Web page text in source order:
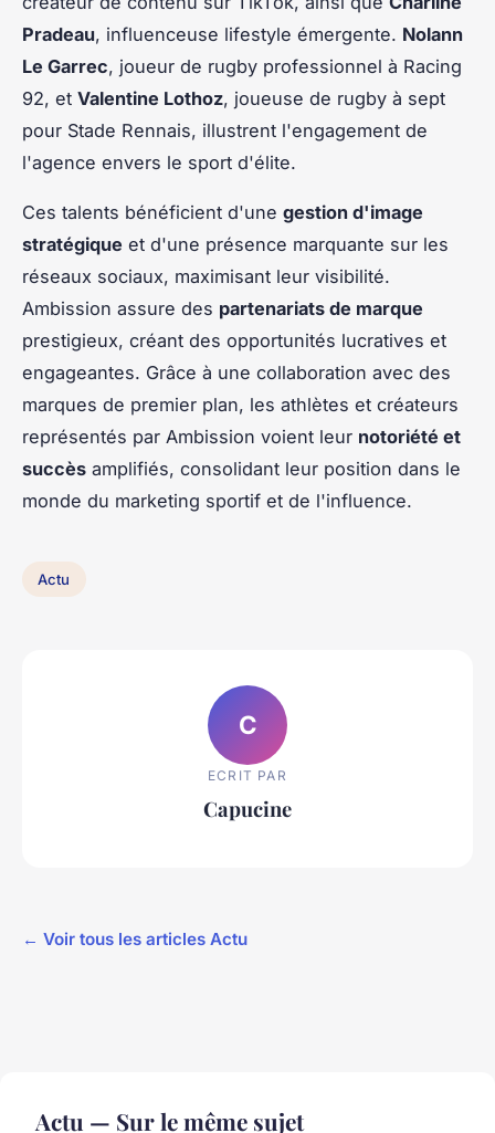
Pradeau, influenceuse lifestyle émergente. Nolann
Le Garrec, joueur de rugby professionnel à Racing
92, et Valentine Lothoz, joueuse de rugby à sept
pour Stade Rennais, illustrent l'engagement de
l'agence envers le sport d'élite.
Ces talents bénéficient d'une gestion d'image
stratégique et d'une présence marquante sur les
réseaux sociaux, maximisant leur visibilité.
Ambission assure des partenariats de marque
prestigieux, créant des opportunités lucratives et
engageantes. Grâce à une collaboration avec des
marques de premier plan, les athlètes et créateurs
représentés par Ambission voient leur notoriété et
succès amplifiés, consolidant leur position dans le
monde du marketing sportif et de l'influence.
Actu
C
ECRIT PAR
Capucine
← Voir tous les articles Actu
Actu — Sur le même sujet